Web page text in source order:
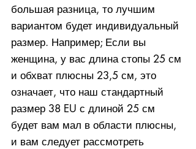
большая разница, то лучшим
вариантом будет индивидуальный
размер. Например; Если вы
женщина, у вас длина стопы 25 см
и обхват плюсны 23,5 см, это
означает, что наш стандартный
размер 38 EU с длиной 25 см
будет вам мал в области плюсны,
и вам следует рассмотреть